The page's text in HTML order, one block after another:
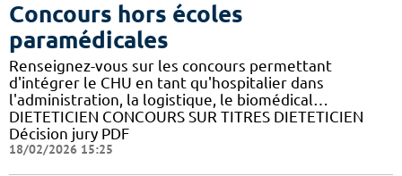
Concours hors écoles
paramédicales
Renseignez-vous sur les concours permettant
d'intégrer le CHU en tant qu'hospitalier dans
l'administration, la logistique, le biomédical…
DIETETICIEN CONCOURS SUR TITRES DIETETICIEN
Décision jury PDF
18/02/2026 15:25